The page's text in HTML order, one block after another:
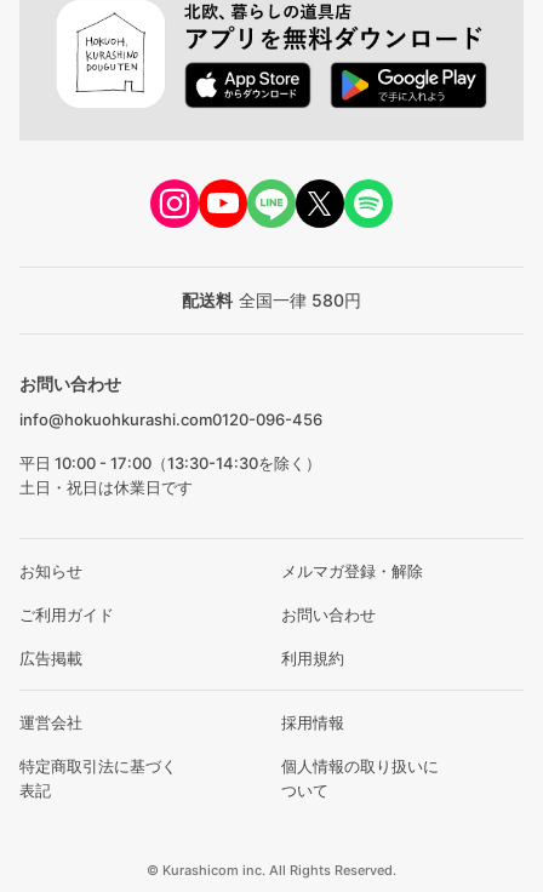
配送料 全国一律 580円
お問い合わせ
info@hokuohkurashi.com0120-096-456
平日 10:00 - 17:00（13:30-14:30を除く）
土日・祝日は休業日です
お知らせ メルマガ登録・解除
ご利用ガイド お問い合わせ
広告掲載 利用規約
運営会社 採用情報
特定商取引法に基づく
表記
個人情報の取り扱いに
ついて
© Kurashicom inc. All Rights Reserved.